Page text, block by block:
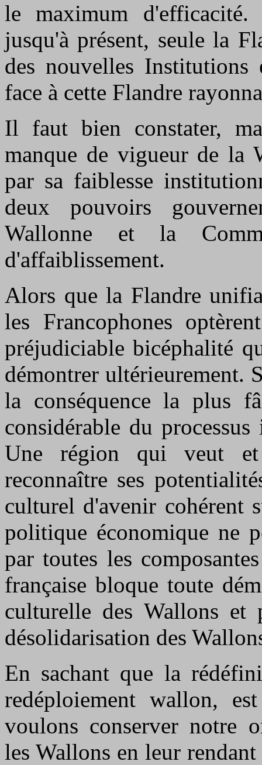
le maximum
jusqu'à présent, seule la
des nouvelles
face à cette Flandre
Il faut bien constater,
manque de vigueur de la
par sa faiblesse
deux pouvoirs
Wallonne et la
d'affaiblissement.
Alors que la Flandre
les Francophones
préjudiciable bicéphalité
démontrer ultérieurement.
la conséquence la plus
considérable du
Une région qui veut et
reconnaître ses
culturel d'avenir cohérent
politique économique ne
par toutes les
française bloque toute
culturelle des Wallons et
désolidarisation des
En sachant que la
redéploiement wallon,
voulons conserver notre
les Wallons en leur